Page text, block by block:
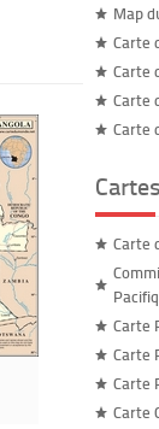
Map
Carte
Carte
Carte
Carte
Carte
Carte
Carte
Carte
Carte